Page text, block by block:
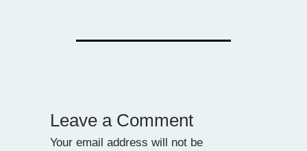
Leave a Comment
Your email address will not be